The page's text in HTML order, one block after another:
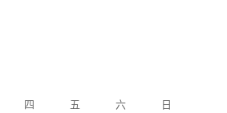
四 五 六
日